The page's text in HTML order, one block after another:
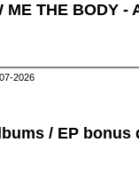
ME THE BODY -
2026
/ EP bonus